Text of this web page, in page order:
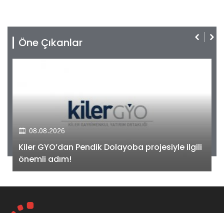
Öne Çıkanlar
08.08.2026
Kiler GYO’dan Pendik Dolayoba projesiyle ilgili
önemli adım!